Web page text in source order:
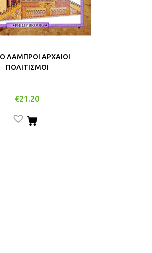
ΛΑΜΠΡΟΙ ΑΡΧΑΙΟΙ
ΠΟΛΙΤΙΣΜΟΙ
€21.20